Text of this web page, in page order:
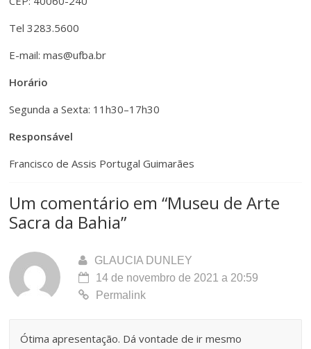
e
n
a
r
A
o
C
o
a
r
a
a
n
Tel 3283.5600
E-mail:mas@ufba.br
Horário
Segunda a Sexta: 11h30–17h30
Responsável
Francisco de Assis Portugal Guimarães
Um comentário em “Museu de Arte
Sacra da Bahia”
GLAUCIA DUNLEY
14 de novembro de 2021 a 20:59
Permalink
Ótima apresentação. Dá vontade de ir mesmo